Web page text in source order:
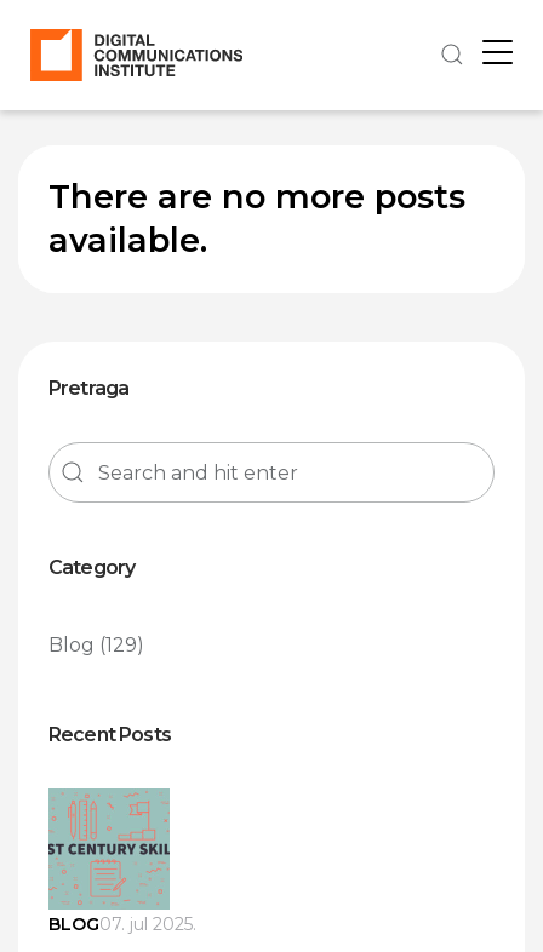
There are no more posts
available.
Pretraga
Category
Blog (129)
Recent Posts
BLOG07. jul 2025.